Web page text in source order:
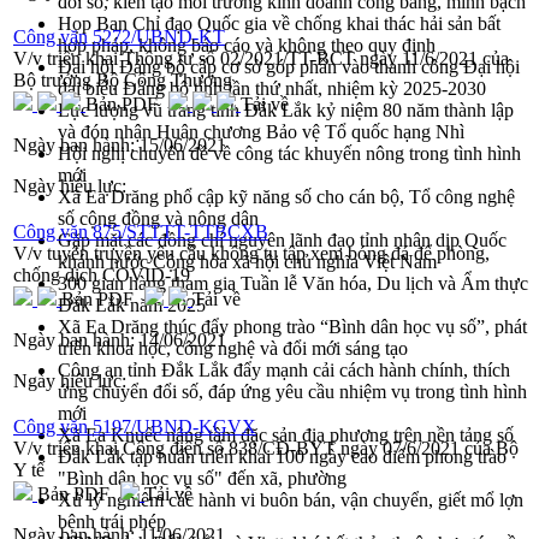
Họp Ban Chỉ đạo Quốc gia về chống khai thác hải sản bất
hợp pháp, không báo cáo và không theo quy định
Đại hội Đảng bộ cấp cơ sở góp phần vào thanh công Đại hội
đại biểu Đảng bộ tỉnh lần thứ nhất, nhiệm kỳ 2025-2030
Lực lượng vũ trang tỉnh Đắk Lắk kỷ niệm 80 năm thành lập
và đón nhận Huân chương Bảo vệ Tổ quốc hạng Nhì
Hội nghị chuyên đề về công tác khuyến nông trong tình hình
mới
Xã Ea Drăng phổ cập kỹ năng số cho cán bộ, Tổ công nghệ
số cộng đồng và nông dân
Gặp mặt các đồng chí nguyên lãnh đạo tỉnh nhân dịp Quốc
khánh nước Cộng hòa xã hội chủ nghĩa Việt Nam
300 gian hàng tham gia Tuần lễ Văn hóa, Du lịch và Ẩm thực
Đắk Lắk năm 2025
Xã Ea Drăng thúc đẩy phong trào “Bình dân học vụ số”, phát
triển khoa học, công nghệ và đổi mới sáng tạo
Công an tỉnh Đắk Lắk đẩy mạnh cải cách hành chính, thích
ứng chuyển đổi số, đáp ứng yêu cầu nhiệm vụ trong tình hình
mới
Xã Ea Knuếc nâng tầm đặc sản địa phương trên nền tảng số
Đắk Lắk tập huấn triển khai 100 ngày cao điểm phong trào
"Bình dân học vụ số" đến xã, phường
Xử lý nghiêm các hành vi buôn bán, vận chuyển, giết mổ lợn
bệnh trái phép
Công văn 5272/UBND-KT
V/v triển khai Thông tư số 02/2021/TT-BCT ngày 11/6/2021 của
Bộ trưởng Bộ Công Thương
Bản PDF
Tải về
Ngày ban hành:15/06/2021
Ngày hiệu lực:
Công văn 875/STTTT-TTBCXB
V/v tuyên truyền yêu cầu không tụ tập xem bóng đá để phòng,
chống dịch COVID-19
Bản PDF
Tải về
Ngày ban hành:14/06/2021
Ngày hiệu lực:
Công văn 5197/UBND-KGVX
V/v triển khai Công điện số 838/CĐ-BYT ngày 07/6/2021 của Bộ
Y tế
Bản PDF
Tải về